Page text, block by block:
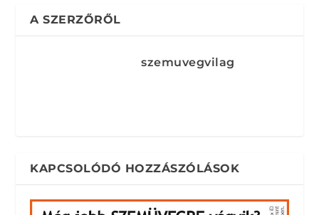
A SZERZŐRŐL
szemuvegvilag
KAPCSOLÓDÓ HOZZÁSZÓLÁSOK